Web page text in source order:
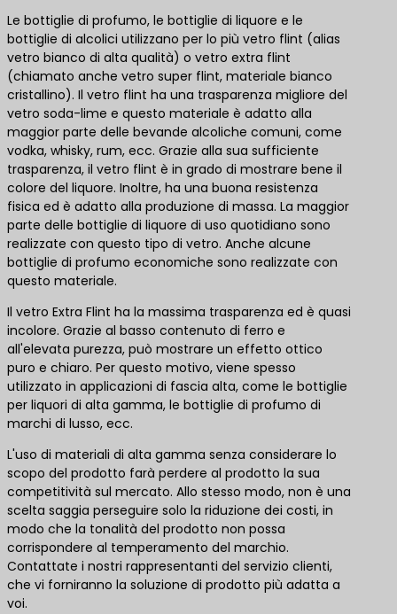
Le bottiglie di profumo, le bottiglie di liquore e le
bottiglie di alcolici utilizzano per lo più vetro flint (alias
vetro bianco di alta qualità) o vetro extra flint
(chiamato anche vetro super flint, materiale bianco
cristallino). Il vetro flint ha una trasparenza migliore del
vetro soda-lime e questo materiale è adatto alla
maggior parte delle bevande alcoliche comuni, come
vodka, whisky, rum, ecc. Grazie alla sua sufficiente
trasparenza, il vetro flint è in grado di mostrare bene il
colore del liquore. Inoltre, ha una buona resistenza
fisica ed è adatto alla produzione di massa. La maggior
parte delle bottiglie di liquore di uso quotidiano sono
realizzate con questo tipo di vetro. Anche alcune
bottiglie di profumo economiche sono realizzate con
questo materiale.
Il vetro Extra Flint ha la massima trasparenza ed è quasi
incolore. Grazie al basso contenuto di ferro e
all'elevata purezza, può mostrare un effetto ottico
puro e chiaro. Per questo motivo, viene spesso
utilizzato in applicazioni di fascia alta, come le bottiglie
per liquori di alta gamma, le bottiglie di profumo di
marchi di lusso, ecc.
L'uso di materiali di alta gamma senza considerare lo
scopo del prodotto farà perdere al prodotto la sua
competitività sul mercato. Allo stesso modo, non è una
scelta saggia perseguire solo la riduzione dei costi, in
modo che la tonalità del prodotto non possa
corrispondere al temperamento del marchio.
Contattate i nostri rappresentanti del servizio clienti,
che vi forniranno la soluzione di prodotto più adatta a
voi.